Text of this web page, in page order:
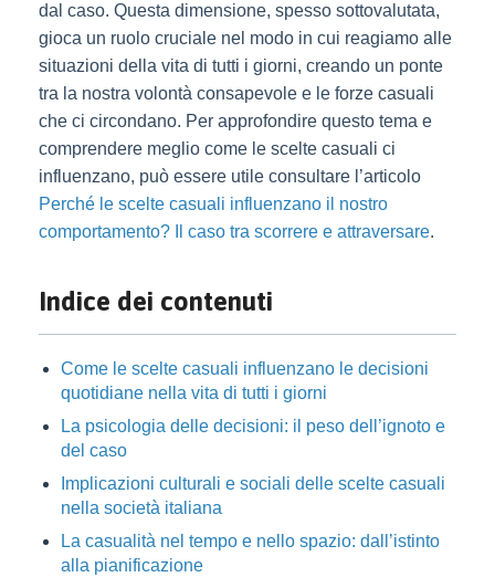
dal caso. Questa dimensione, spesso sottovalutata,
gioca un ruolo cruciale nel modo in cui reagiamo alle
situazioni della vita di tutti i giorni, creando un ponte
tra la nostra volontà consapevole e le forze casuali
che ci circondano. Per approfondire questo tema e
comprendere meglio come le scelte casuali ci
influenzano, può essere utile consultare l’articolo
Perché le scelte casuali influenzano il nostro
comportamento? Il caso tra scorrere e attraversare.
Indice dei contenuti
Come le scelte casuali influenzano le decisioni
quotidiane nella vita di tutti i giorni
La psicologia delle decisioni: il peso dell’ignoto e
del caso
Implicazioni culturali e sociali delle scelte casuali
nella società italiana
La casualità nel tempo e nello spazio: dall’istinto
alla pianificazione